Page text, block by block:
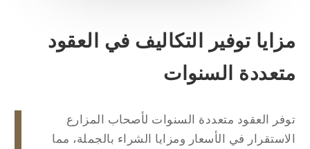
توفير التكاليف في العقود
السنوات
العقود متعددة السنوات لأصحاب المزارع
في الأسعار ومزايا الشراء بالجملة، مما